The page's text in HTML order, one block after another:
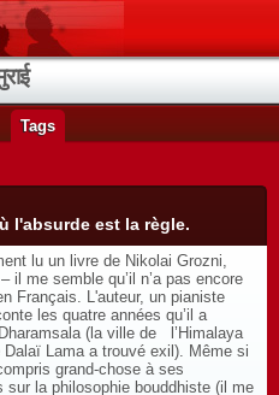
Tags
l'absurde est la règle.
lu un livre de Nikolai Grozni,
il me semble qu’il n’a pas encore
Français. L'auteur, un pianiste
les quatre années qu’il a
(la ville de l’Himalaya
Dalaï Lama a trouvé exil). Même si
grand-chose à ses
sur la philosophie bouddhiste (il me